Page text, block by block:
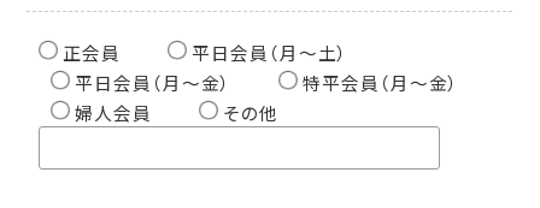
正会員
平日会員（月〜土）
平日会員（月〜金）
特平会員（月〜金）
婦人会員
その他